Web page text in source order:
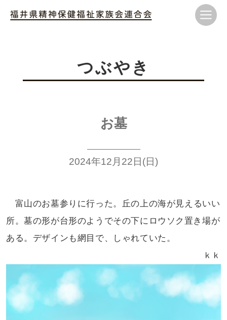
つぶやき
お墓
2024年12月22日(日)
富山のお墓参りに行った。丘の上の海が見えるいい
所。墓の形が台形のようでその下にロウソク置き場が
ある。 デザインも網目で、しゃれていた。
ｋｋ